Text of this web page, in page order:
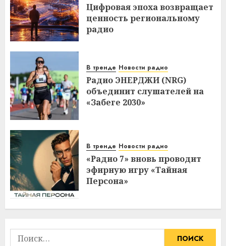
Цифровая эпоха возвращает
ценность региональному
радио
В тренде Новости радио
Радио ЭНЕРДЖИ (NRG)
объединит слушателей на
«Забеге 2030»
В тренде Новости радио
«Радио 7» вновь проводит
эфирную игру «Тайная
Персона»
Найти: